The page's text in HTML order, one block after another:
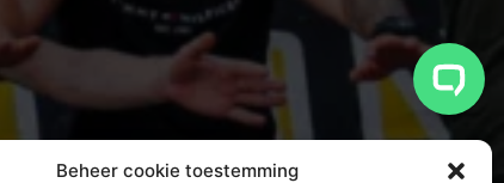
Beheer cookie toestemming